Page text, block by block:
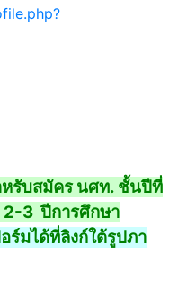
หรับสมัคร นศท. ชั้นปีที่
2-3 ปีการศึกษา
มได้ที่ลิงก์ใต้รูปภา